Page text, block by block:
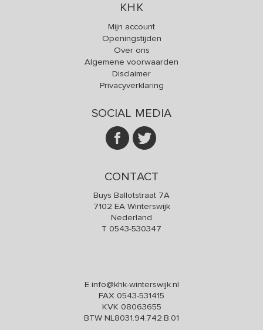
KHK
Mijn account
Openingstijden
Over ons
Algemene voorwaarden
Disclaimer
Privacyverklaring
SOCIAL MEDIA
CONTACT
Buys Ballotstraat 7A
7102 EA Winterswijk
Nederland
T 0543-530347
E info@khk-winterswijk.nl
FAX 0543-531415
KVK 08063655
BTW NL8031.94.742.B.01